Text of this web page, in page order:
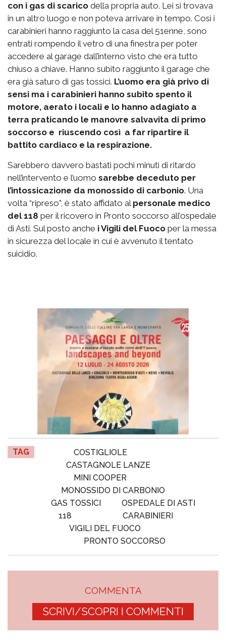
con i gas di scarico della propria auto. Lei si trovava
in un altro luogo e non poteva arrivare in tempo. Così i
carabinieri hanno raggiunto la casa del 51enne, sono
entrati rompendo il vetro di una finestra per poter
accedere al garage dall’interno visto che era tutto
chiuso a chiave. Hanno subito raggiunto il garage che
era già saturo di gas tossici. L’uomo era già privo di
sensi ma i carabinieri hanno subito spento il
motore, aerato i locali e lo hanno adagiato a
terra praticando le manovre salvavita di primo
soccorso e riuscendo così a far ripartire il
battito cardiaco e la respirazione.
Sarebbero davvero bastati pochi minuti di ritardo
nell’intervento e l’uomo sarebbe deceduto per
l’intossicazione da monossido di carbonio. Una
volta “ripreso”, è stato affidato al personale medico
del 118 per il ricovero in Pronto soccorso all’ospedale
di Asti. Sul posto anche i Vigili del Fuoco per la messa
in sicurezza del locale in cui è avvenuto il tentato
suicidio.
TAG
COSTIGLIOLE
CASTAGNOLE LANZE
MINI COOPER
MONOSSIDO DI CARBONIO
GAS TOSSICI
OSPEDALE DI ASTI
118
CARABINIERI
VIGILI DEL FUOCO
PRONTO SOCCORSO
COMMENTA
SCRIVI/SCOPRI I COMMENTI